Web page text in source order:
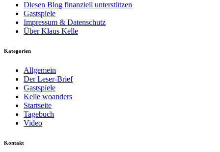
Diesen Blog finanziell unterstützen
Gastspiele
Impressum & Datenschutz
Über Klaus Kelle
Kategorien
Allgemein
Der Leser-Brief
Gastspiele
Kelle woanders
Startseite
Tagebuch
Video
Kontakt